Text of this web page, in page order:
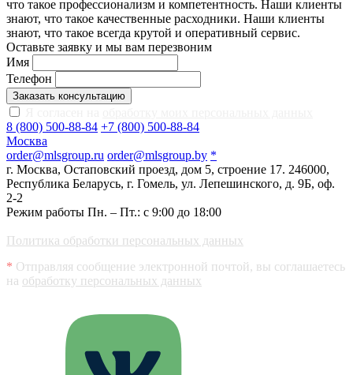
что такое профессионализм и компетентность. Наши клиенты
знают, что такое качественные расходники. Наши клиенты
знают, что такое всегда крутой и оперативный сервис.
Оставьте заявку и мы вам перезвоним
Имя
Телефон
Заказать консультацию
8 (800) 500-88-84 +7 (800) 500-88-84
Москва
order@mlsgroup.ru order@mlsgroup.by *
г. Москва, Остаповский проезд, дом 5, строение 17. 246000,
Республика Беларусь, г. Гомель, ул. Лепешинского, д. 9Б, оф.
2-2
Режим работы Пн. – Пт.: с 9:00 до 18:00
Политика обработки персональных данных
* Отправляя сообщение электронной почтой, вы соглашаетесь
на обработку персональных данных